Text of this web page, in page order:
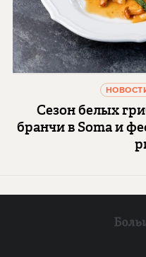
Сезон белых
бранчи в Soma и